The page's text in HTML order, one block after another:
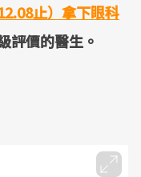
止）拿下眼科
評價的醫生。